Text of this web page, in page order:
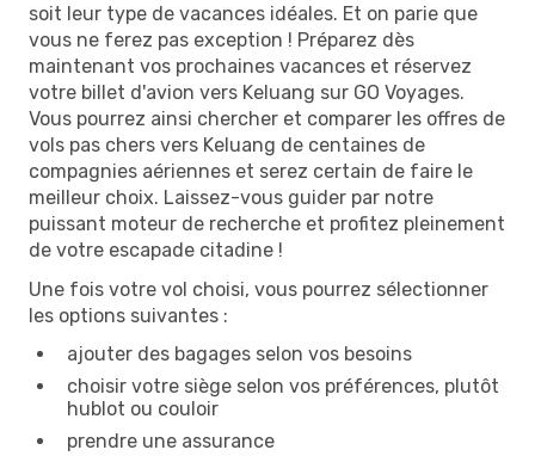
soit leur type de vacances idéales. Et on parie que
vous ne ferez pas exception ! Préparez dès
maintenant vos prochaines vacances et réservez
votre billet d'avion vers Keluang sur GO Voyages.
Vous pourrez ainsi chercher et comparer les offres de
vols pas chers vers Keluang de centaines de
compagnies aériennes et serez certain de faire le
meilleur choix. Laissez-vous guider par notre
puissant moteur de recherche et profitez pleinement
de votre escapade citadine !
Une fois votre vol choisi, vous pourrez sélectionner
les options suivantes :
ajouter des bagages selon vos besoins
choisir votre siège selon vos préférences, plutôt
hublot ou couloir
prendre une assurance